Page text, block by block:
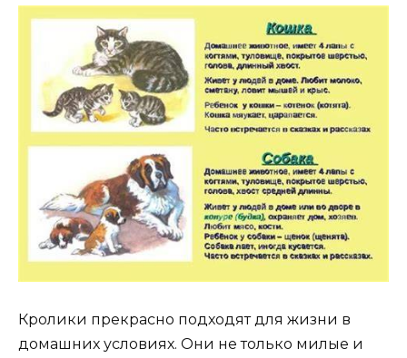
Кролики прекрасно подходят для жизни в
домашних условиях. Они не только милые и